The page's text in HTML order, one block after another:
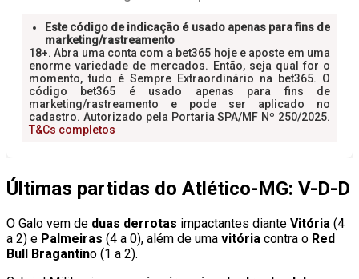
Últimas partidas do Atlético-MG: V-D-D
O Galo vem de duas derrotas impactantes diante Vitória (4
a 2) e Palmeiras (4 a 0), além de uma vitória contra o Red
Bull Bragantino (1 a 2).